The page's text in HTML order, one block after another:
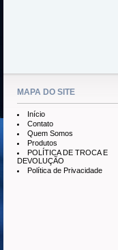
MAPA DO SITE
Início
Contato
Quem Somos
Produtos
POLÍTICA DE TROCA E
DEVOLUÇÃO
Política de Privacidade